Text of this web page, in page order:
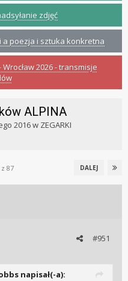
zdjęć
a poezja i sztuka konkretna
2026 - transmisje
ALPINA
2016w ZEGARKI
DALEJ
87
#951
napisał(-a):